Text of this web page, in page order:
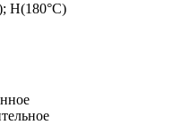
H(180°C)